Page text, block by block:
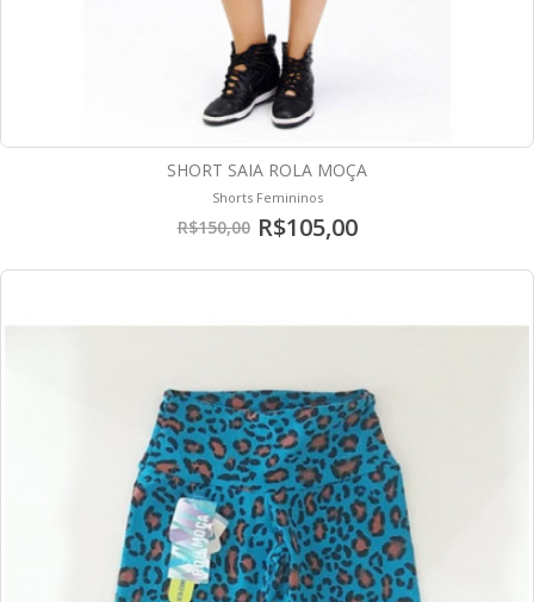
SHORT SAIA ROLA MOÇA
Shorts Femininos
R$150,00 R$105,00